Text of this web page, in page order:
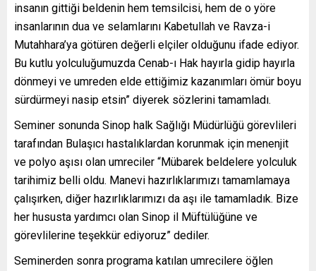
insanın gittiği beldenin hem temsilcisi, hem de o yöre
insanlarının dua ve selamlarını Kabetullah ve Ravza-i
Mutahhara’ya götüren değerli elçiler olduğunu ifade ediyor.
Bu kutlu yolculuğumuzda Cenab-ı Hak hayırla gidip hayırla
dönmeyi ve umreden elde ettiğimiz kazanımları ömür boyu
sürdürmeyi nasip etsin” diyerek sözlerini tamamladı.
Seminer sonunda Sinop halk Sağlığı Müdürlüğü görevlileri
tarafından Bulaşıcı hastalıklardan korunmak için menenjit
ve polyo aşısı olan umreciler “Mübarek beldelere yolculuk
tarihimiz belli oldu. Manevi hazırlıklarımızı tamamlamaya
çalışırken, diğer hazırlıklarımızı da aşı ile tamamladık. Bize
her hususta yardımcı olan Sinop il Müftülüğüne ve
görevlilerine teşekkür ediyoruz” dediler.
Seminerden sonra programa katılan umrecilere öğlen